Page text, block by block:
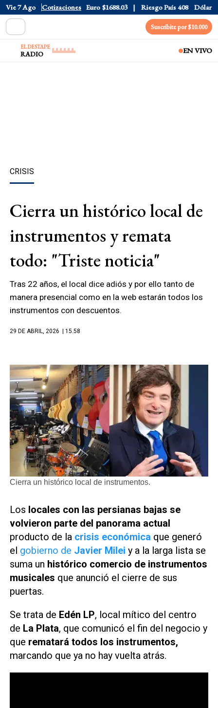
Vie 7 Ago Cotizaciones
Dólar CCL $1577.3 Euro $1688.03 Riesgo País 408 Dólar
Suscribite por $10.000
EL DESTAPE
RADIO EN VIVO
CRISIS
Cierra un histórico local de
instrumentos y remata
todo: "Triste noticia"
Tras 22 años, el local dice adiós y por ello tanto de
manera presencial como en la web estarán todos los
instrumentos con descuentos.
29 DE ABRIL, 2026 | 15.58
Cierra un histórico local de instrumentos.
Los locales con las persianas bajas se
volvieron parte del panorama actual
producto de la crisis económica que generó
el gobierno de Javier Milei y a la larga lista se
suma un histórico comercio de instrumentos
musicales que anunció el cierre de sus
puertas.
Se trata de Edén LP, local mítico del centro
de La Plata, que comunicó el fin del negocio y
que rematará todos los instrumentos,
marcando que ya no hay vuelta atrás.